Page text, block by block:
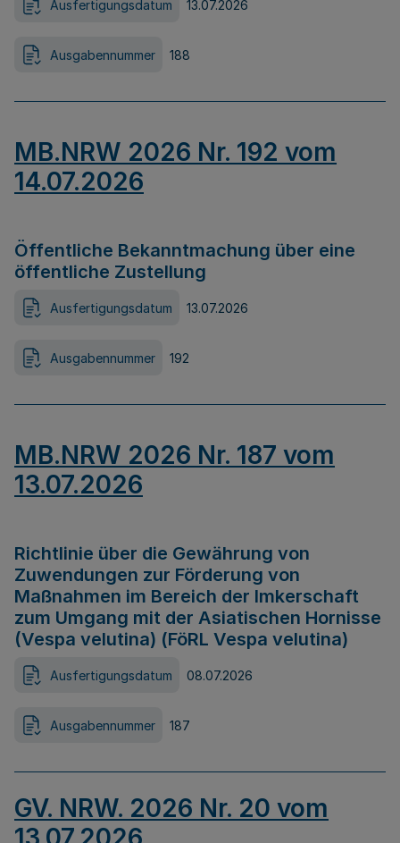
Ausfertigungsdatum 13.07.2026
Ausgabennummer 188
MB.NRW 2026 Nr. 192 vom
14.07.2026
Öffentliche Bekanntmachung über eine
öffentliche Zustellung
Ausfertigungsdatum 13.07.2026
Ausgabennummer 192
MB.NRW 2026 Nr. 187 vom
13.07.2026
Richtlinie über die Gewährung von
Zuwendungen zur Förderung von
Maßnahmen im Bereich der Imkerschaft
zum Umgang mit der Asiatischen Hornisse
(Vespa velutina) (FöRL Vespa velutina)
Ausfertigungsdatum 08.07.2026
Ausgabennummer 187
GV. NRW. 2026 Nr. 20 vom